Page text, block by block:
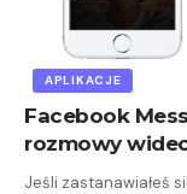
APLIKACJE
Facebook
rozmowy
Jeśli zastanawiałeś